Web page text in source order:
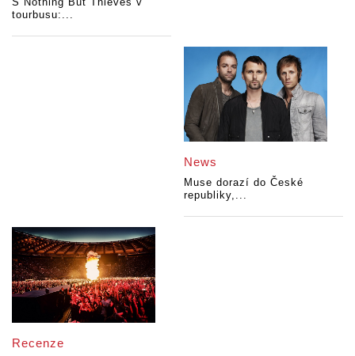
tourbusu:...
News
Muse dorazí do České
republiky,...
Recenze